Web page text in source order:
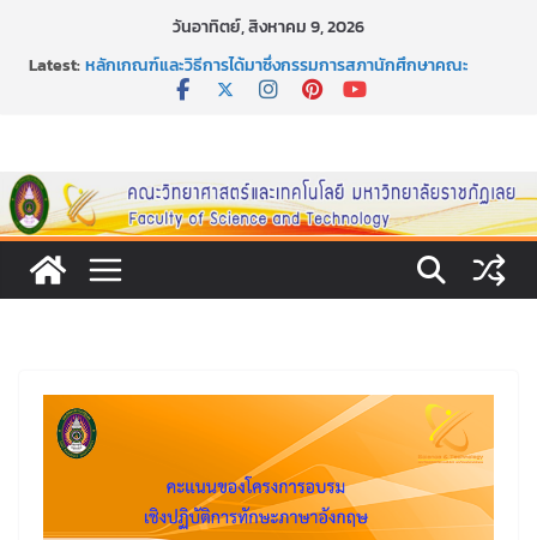
วันอาทิตย์, สิงหาคม 9, 2026
Latest:
กิจกรรมการให้บริการคำปรึกษาและการมีส่วนร่วมในการดำเนิน
งานของคณะวิทยาศาสตร์และเทคโนโลยี
หลักเกณฑ์และวิธีการได้มาซึ่งกรรมการสภานักศึกษาคณะ
ขอเชิญชวนประชาชนทุกคน ร่วมลงนามออนไลน์ “ลด ละ เลิก
เหล้า” ประจำปี พ.ศ. 2569
ประกาศสัปดาห์วิทยาศาสตร์แห่งชาติ ประจำปี 2569